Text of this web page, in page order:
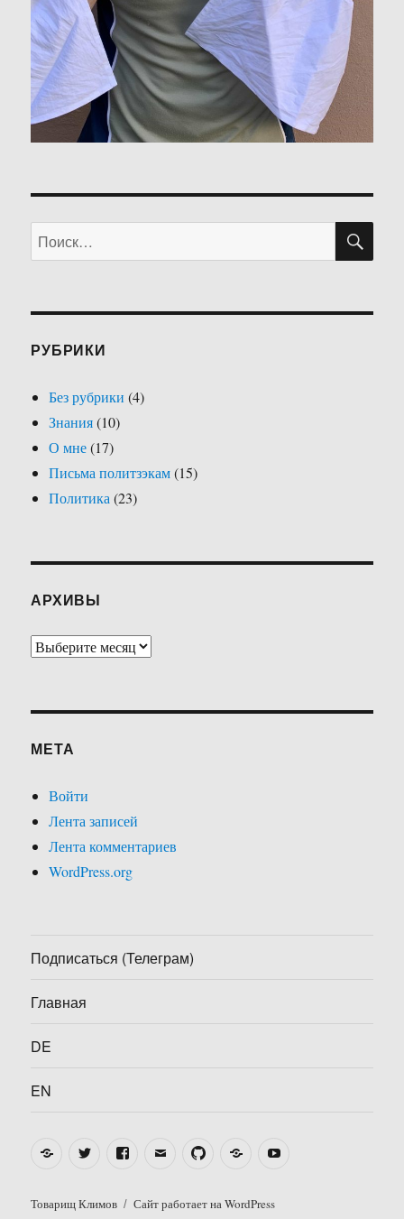
Искать:
РУБРИКИ
Без рубрики (4)
Знания(10)
О мне(17)
Письма политзэкам(15)
Политика(23)
АРХИВЫ
Архивы
МЕТА
Войти
Лента записей
Лента комментариев
WordPress.org
Подписаться (Телеграм)
Главная
DE
EN
TelegramTwitter FacebookEmail GitHub Thingiverse
Товарищ Климов Сайт работает на WordPress